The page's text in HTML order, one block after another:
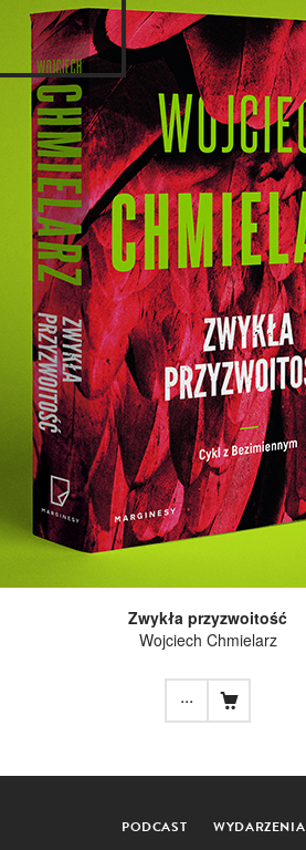
Zwykła przyzwoitość
Wojciech Chmielarz
...
PODCAST WYDARZENIA